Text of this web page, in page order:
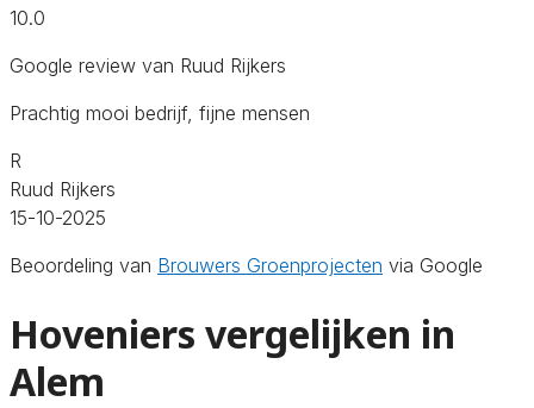
10.0
Google review van Ruud Rijkers
Prachtig mooi bedrijf, fijne mensen
R
Ruud Rijkers
15-10-2025
Beoordeling van Brouwers Groenprojecten via Google
Hoveniers vergelijken in
Alem